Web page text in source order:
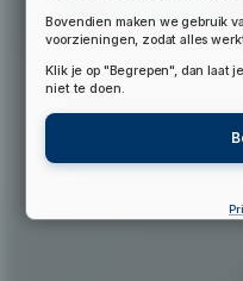
Bovendien maken we gebruik
voorzieningen, zodat alles
Klik je op "Begrepen", dan laat
niet te doen.